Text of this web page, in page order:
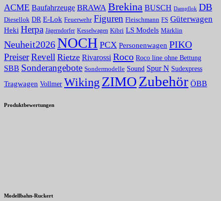
ACME Baufahrzeuge BRAWA Brekina BUSCH Dampflok DB
Diesellok DR E-Lok Feuerwehr Figuren Fleischmann FS Güterwagen
Heki Herpa Jägerndorfer Kesselwagen Kibri LS Models Märklin
Neuheit2026NOCH PCX Personenwagen PIKO
PreiserRevell Rietze Rivarossi Roco Roco line ohne Bettung
SBB Sonderangebote Sondermodelle Sound Spur N Sudexpress
Tragwagen Vollmer Wiking ZIMOZubehör ÖBB
Produktbewertungen
Modellbahn-Ruckert